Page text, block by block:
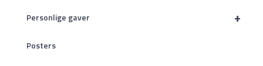
+
Personlige gaver
Posters